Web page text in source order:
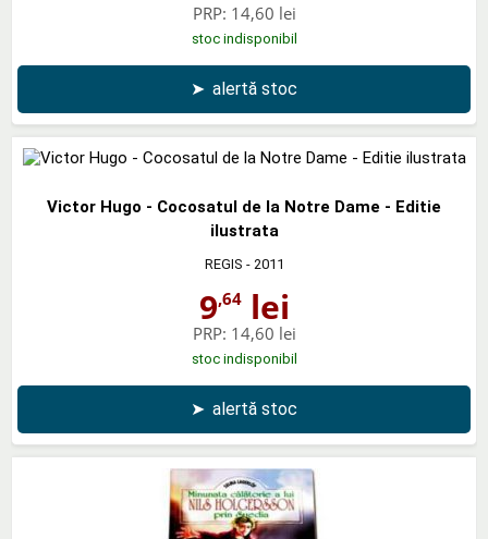
PRP: 14,60 lei
stoc indisponibil
➤ alertă stoc
Victor Hugo - Cocosatul de la Notre Dame - Editie
ilustrata
REGIS - 2011
9,64lei
PRP: 14,60 lei
stoc indisponibil
➤ alertă stoc